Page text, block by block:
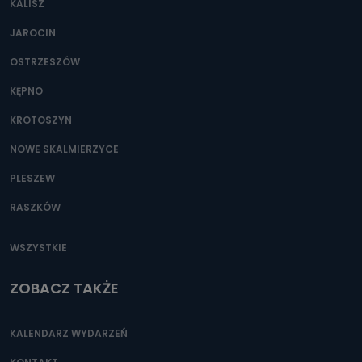
Można to zrobić pod numerem telefonu 62 735-51-05 lub
KALISZ
JAROCIN
OSTRZESZÓW
KĘPNO
KROTOSZYN
NOWE SKALMIERZYCE
PLESZEW
RASZKÓW
WSZYSTKIE
ZOBACZ TAKŻE
KALENDARZ WYDARZEŃ